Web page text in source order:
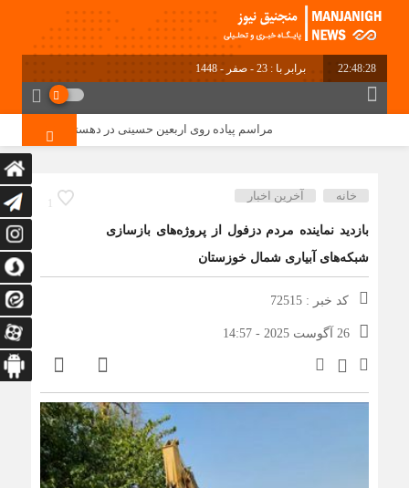
22:48:28 برابر با : 23 - صفر - 1448
مراسم پیاده روی اربعین حسینی در دهستان منگشت و در
1
خانه آخرین اخبار
بازدید نماینده مردم دزفول از پروژه‌های بازسازی
شبکه‌های آبیاری شمال خوزستان
کد خبر : 72515
26 آگوست 2025 - 14:57